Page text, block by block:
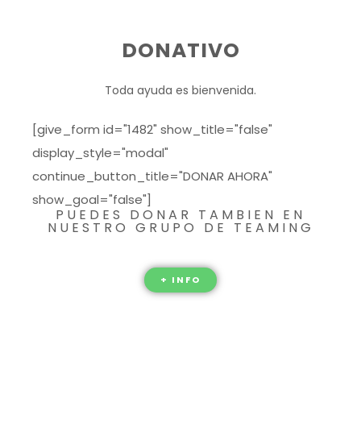
DONATIVO
Toda ayuda es bienvenida.
[give_form id="1482" show_title="false"
display_style="modal"
continue_button_title="DONAR AHORA"
show_goal="false"]
PUEDES DONAR TAMBIEN EN
NUESTRO GRUPO DE TEAMING
+ INFO